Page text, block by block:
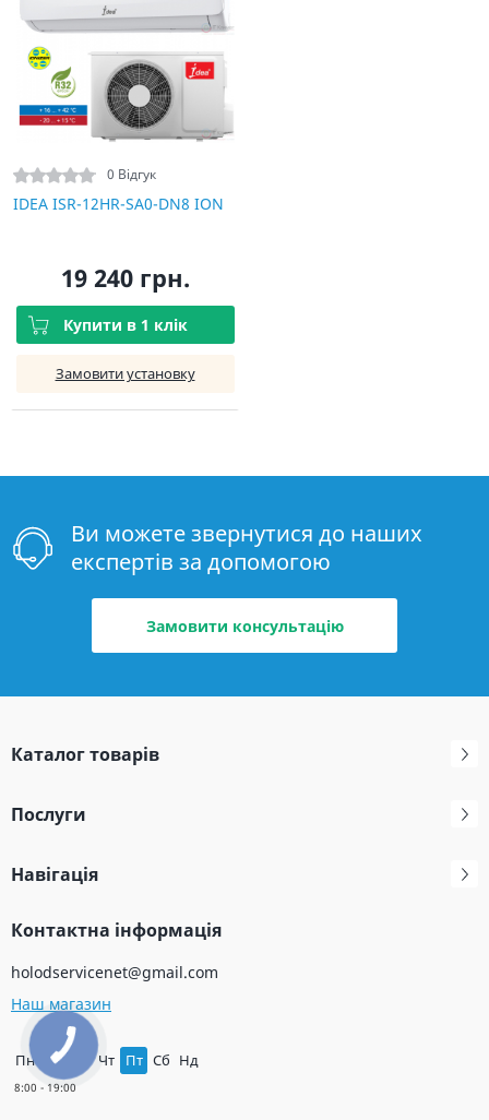
0 Відгук
IDEA ISR-12HR-SA0-DN8 ION
19 240 грн.
Купити в 1 клік
Замовити установку
Ви можете звернутися до наших
експертів за допомогою
Замовити консультацію
Каталог товарів
Послуги
Навігація
Контактна інформація
holodservicenet@gmail.com
Наш магазин
Пн Вт Чт Пт Сб Нд